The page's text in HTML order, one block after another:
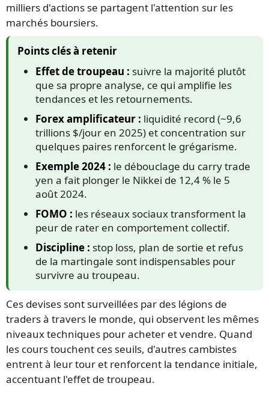
milliers d'actions se partagent l'attention sur les
marchés boursiers.
Points clés à retenir
Effet de troupeau : suivre la majorité plutôt
que sa propre analyse, ce qui amplifie les
tendances et les retournements.
Forex amplificateur : liquidité record (~9,6
trillions $/jour en 2025) et concentration sur
quelques paires renforcent le grégarisme.
Exemple 2024 : le débouclage du carry trade
yen a fait plonger le Nikkei de 12,4 % le 5
août 2024.
FOMO : les réseaux sociaux transforment la
peur de rater en comportement collectif.
Discipline : stop loss, plan de sortie et refus
de la martingale sont indispensables pour
survivre au troupeau.
Ces devises sont surveillées par des légions de
traders à travers le monde, qui observent les mêmes
niveaux techniques pour acheter et vendre. Quand
les cours touchent ces seuils, d'autres cambistes
entrent à leur tour et renforcent la tendance initiale,
accentuant l'effet de troupeau.